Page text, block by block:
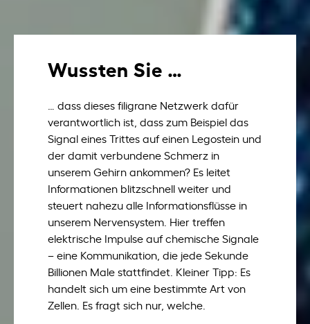
Wussten Sie …
… dass dieses filigrane Netzwerk dafür
verantwortlich ist, dass zum Beispiel das
Signal eines Trittes auf einen Legostein und
der damit verbundene Schmerz in
unserem Gehirn ankommen? Es leitet
Informationen blitzschnell weiter und
steuert nahezu alle Informationsflüsse in
unserem Nervensystem. Hier treffen
elektrische Impulse auf chemische Signale
– eine Kommunikation, die jede Sekunde
Billionen Male stattfindet. Kleiner Tipp: Es
handelt sich um eine bestimmte Art von
Zellen. Es fragt sich nur, welche.